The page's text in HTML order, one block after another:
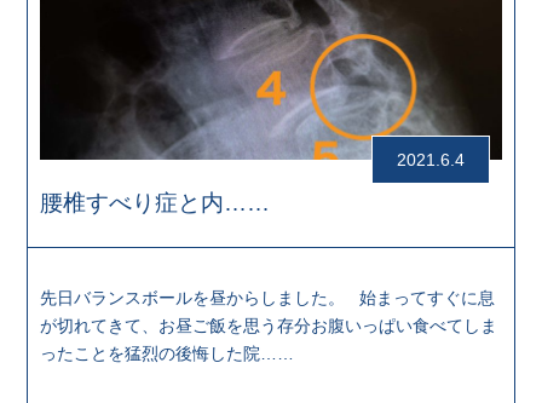
2021.6.4
腰椎すべり症と内……
先日バランスボールを昼からしました。 始まってすぐに息
が切れてきて、お昼ご飯を思う存分お腹いっぱい食べてしま
ったことを猛烈の後悔した院……